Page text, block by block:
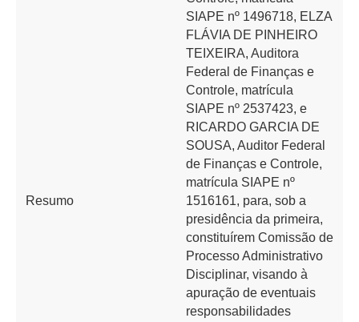
Resumo
SIAPE nº 1496718, ELZA
FLÁVIA DE PINHEIRO
TEIXEIRA, Auditora
Federal de Finanças e
Controle, matrícula
SIAPE nº 2537423, e
RICARDO GARCIA DE
SOUSA, Auditor Federal
de Finanças e Controle,
matrícula SIAPE nº
1516161, para, sob a
presidência da primeira,
constituírem Comissão de
Processo Administrativo
Disciplinar, visando à
apuração de eventuais
responsabilidades